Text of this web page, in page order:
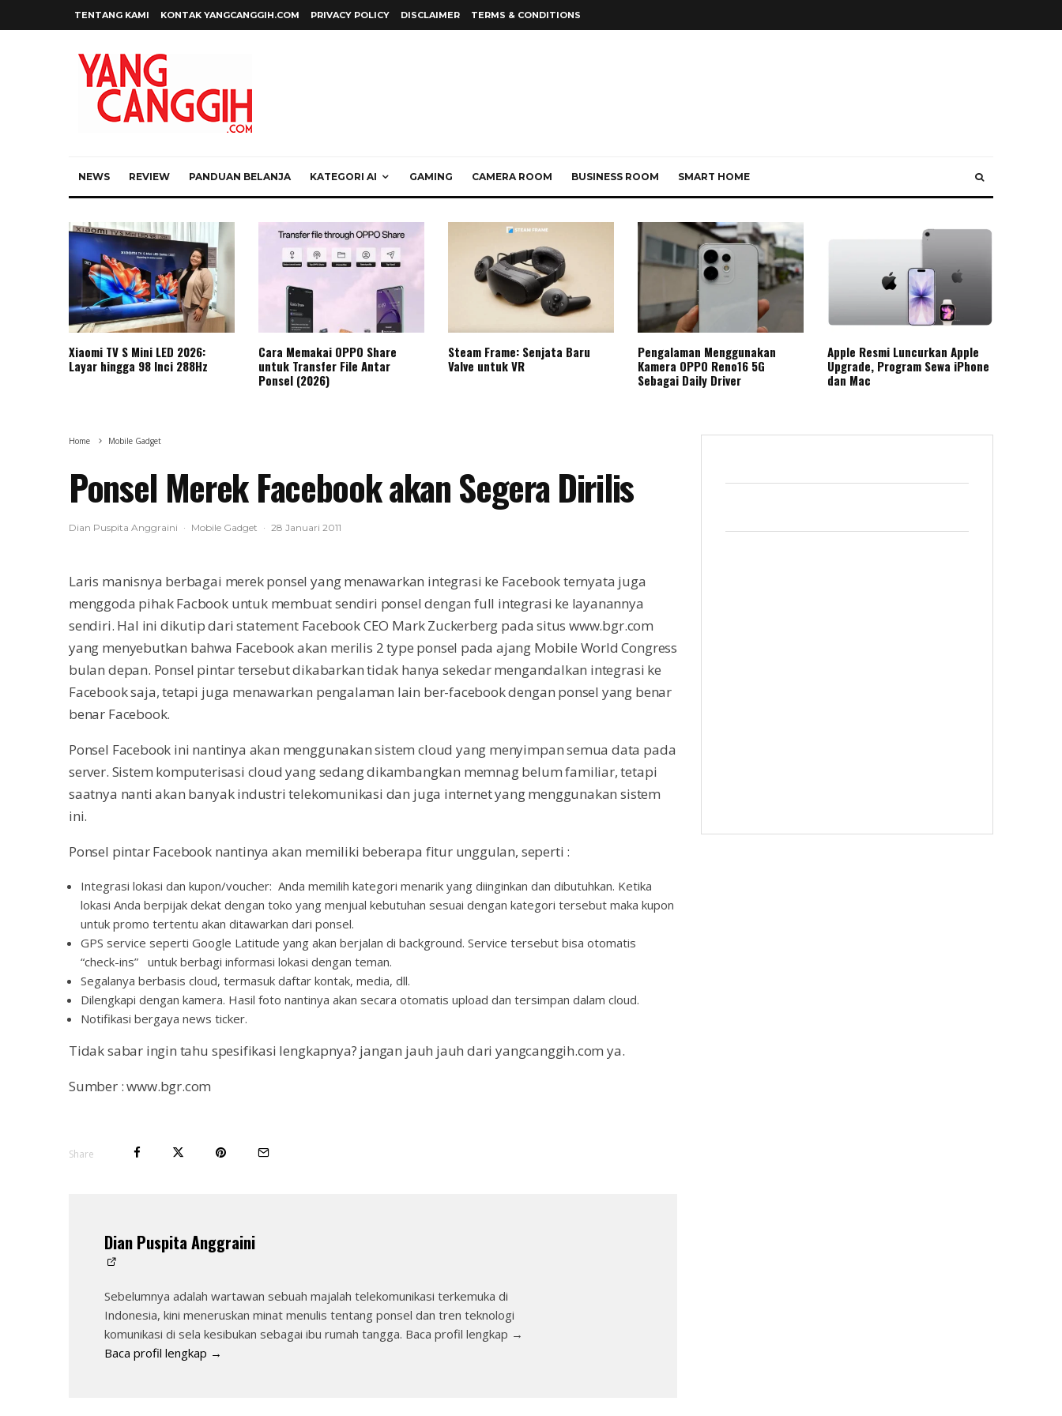
TENTANG KAMI KONTAK YANGCANGGIH.COM PRIVACY POLICY DISCLAIMER TERMS & CONDITIONS
NEWS REVIEW PANDUAN BELANJA KATEGORI AI GAMING CAMERA ROOM BUSINESS ROOM SMART HOME
Xiaomi TV S Mini LED 2026:
Layar hingga 98 Inci 288Hz
Cara Memakai OPPO Share
untuk Transfer File Antar
Ponsel (2026)
Steam Frame: Senjata Baru
Valve untuk VR
Pengalaman Menggunakan
Kamera OPPO Reno16 5G
Sebagai Daily Driver
Apple Resmi Luncurkan Apple
Upgrade, Program Sewa iPhone
dan Mac
Home Mobile Gadget
Ponsel Merek Facebook akan Segera Dirilis
Dian Puspita Anggraini · Mobile Gadget · 28 Januari 2011
Laris manisnya berbagai merek ponsel yang menawarkan integrasi ke Facebook ternyata juga
menggoda pihak Facbook untuk membuat sendiri ponsel dengan full integrasi ke layanannya
sendiri. Hal ini dikutip dari statement Facebook CEO Mark Zuckerberg pada situs www.bgr.com
yang menyebutkan bahwa Facebook akan merilis 2 type ponsel pada ajang Mobile World Congress
bulan depan. Ponsel pintar tersebut dikabarkan tidak hanya sekedar mengandalkan integrasi ke
Facebook saja, tetapi juga menawarkan pengalaman lain ber-facebook dengan ponsel yang benar
benar Facebook.
Ponsel Facebook ini nantinya akan menggunakan sistem cloud yang menyimpan semua data pada
server. Sistem komputerisasi cloud yang sedang dikambangkan memnag belum familiar, tetapi
saatnya nanti akan banyak industri telekomunikasi dan juga internet yang menggunakan sistem
ini.
Ponsel pintar Facebook nantinya akan memiliki beberapa fitur unggulan, seperti :
Integrasi lokasi dan kupon/voucher: Anda memilih kategori menarik yang diinginkan dan dibutuhkan. Ketika
lokasi Anda berpijak dekat dengan toko yang menjual kebutuhan sesuai dengan kategori tersebut maka kupon
untuk promo tertentu akan ditawarkan dari ponsel.
GPS service seperti Google Latitude yang akan berjalan di background. Service tersebut bisa otomatis
“check-ins” untuk berbagi informasi lokasi dengan teman.
Segalanya berbasis cloud, termasuk daftar kontak, media, dll.
Dilengkapi dengan kamera. Hasil foto nantinya akan secara otomatis upload dan tersimpan dalam cloud.
Notifikasi bergaya news ticker.
Tidak sabar ingin tahu spesifikasi lengkapnya? jangan jauh jauh dari yangcanggih.com ya.
Sumber : www.bgr.com
Share
Dian Puspita Anggraini
Sebelumnya adalah wartawan sebuah majalah telekomunikasi terkemuka di
Indonesia, kini meneruskan minat menulis tentang ponsel dan tren teknologi
komunikasi di sela kesibukan sebagai ibu rumah tangga. Baca profil lengkap →
Baca profil lengkap →